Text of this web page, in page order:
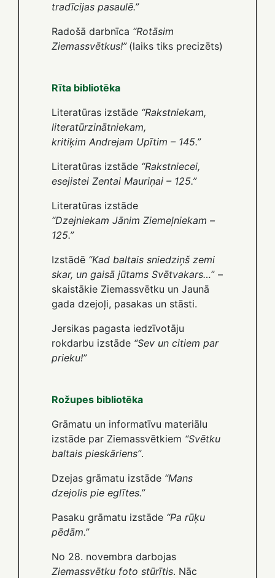
tradīcijas pasaulē.”
Radošā darbnīca “Rotāsim
Ziemassvētkus!” (laiks tiks precizēts)
Rīta bibliotēka
Literatūras izstāde “Rakstniekam,
literatūrzinātniekam,
kritiķim Andrejam Upītim – 145.”
Literatūras izstāde “Rakstniecei,
esejistei Zentai Mauriņai – 125.”
Literatūras izstāde
“Dzejniekam Jānim Ziemeļniekam –
125.”
Izstādē “Kad baltais sniedziņš zemi
skar, un gaisā jūtams Svētvakars…” –
skaistākie Ziemassvētku un Jaunā
gada dzejoļi, pasakas un stāsti.
Jersikas pagasta iedzīvotāju
rokdarbu izstāde “Sev un citiem par
prieku!”
Rožupes bibliotēka
Grāmatu un informatīvu materiālu
izstāde par Ziemassvētkiem “Svētku
baltais pieskāriens”.
Dzejas grāmatu izstāde “Mans
dzejolis pie eglītes.”
Pasaku grāmatu izstāde “Pa rūķu
pēdām.”
No 28. novembra darbojas
Ziemassvētku foto stūrītis. Nāc